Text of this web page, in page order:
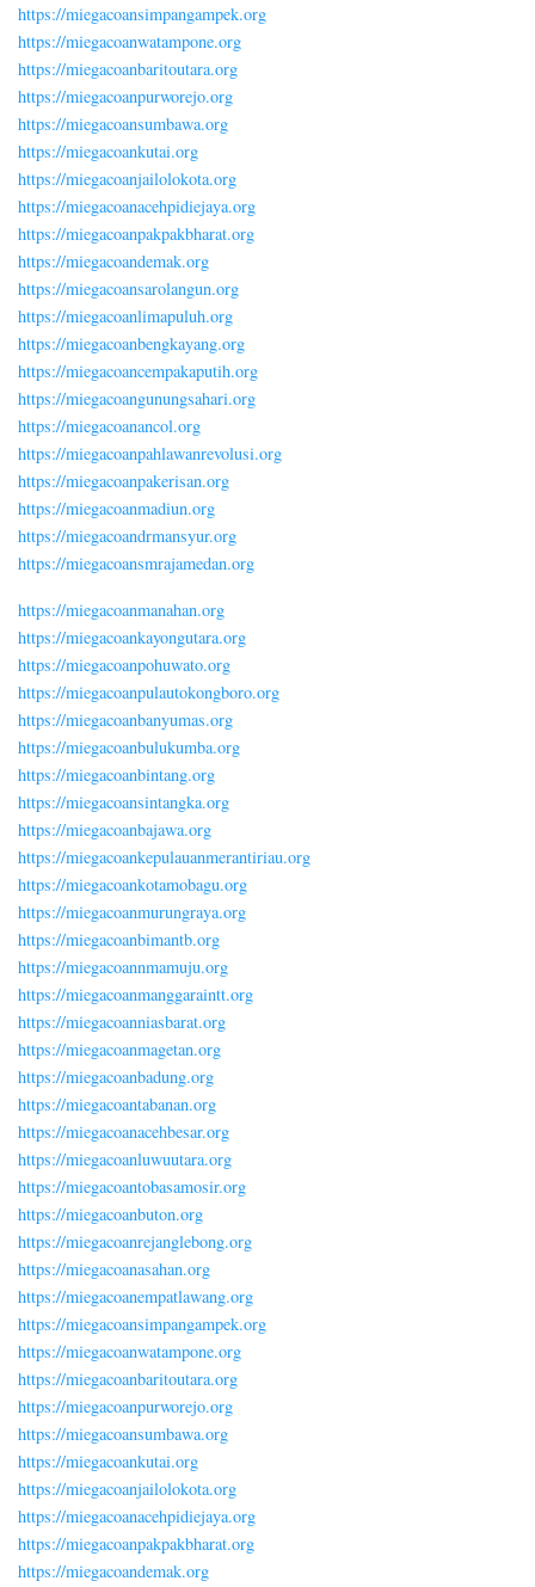
https://miegacoansimpangampek.org
https://miegacoanwatampone.org
https://miegacoanbaritoutara.org
https://miegacoanpurworejo.org
https://miegacoansumbawa.org
https://miegacoankutai.org
https://miegacoanjailolokota.org
https://miegacoanacehpidiejaya.org
https://miegacoanpakpakbharat.org
https://miegacoandemak.org
https://miegacoansarolangun.org
https://miegacoanlimapuluh.org
https://miegacoanbengkayang.org
https://miegacoancempakaputih.org
https://miegacoangunungsahari.org
https://miegacoanancol.org
https://miegacoanpahlawanrevolusi.org
https://miegacoanpakerisan.org
https://miegacoanmadiun.org
https://miegacoandrmansyur.org
https://miegacoansmrajamedan.org
https://miegacoanmanahan.org
https://miegacoankayongutara.org
https://miegacoanpohuwato.org
https://miegacoanpulautokongboro.org
https://miegacoanbanyumas.org
https://miegacoanbulukumba.org
https://miegacoanbintang.org
https://miegacoansintangka.org
https://miegacoanbajawa.org
https://miegacoankepulauanmerantiriau.org
https://miegacoankotamobagu.org
https://miegacoanmurungraya.org
https://miegacoanbimantb.org
https://miegacoannmamuju.org
https://miegacoanmanggaraintt.org
https://miegacoanniasbarat.org
https://miegacoanmagetan.org
https://miegacoanbadung.org
https://miegacoantabanan.org
https://miegacoanacehbesar.org
https://miegacoanluwuutara.org
https://miegacoantobasamosir.org
https://miegacoanbuton.org
https://miegacoanrejanglebong.org
https://miegacoanasahan.org
https://miegacoanempatlawang.org
https://miegacoansimpangampek.org
https://miegacoanwatampone.org
https://miegacoanbaritoutara.org
https://miegacoanpurworejo.org
https://miegacoansumbawa.org
https://miegacoankutai.org
https://miegacoanjailolokota.org
https://miegacoanacehpidiejaya.org
https://miegacoanpakpakbharat.org
https://miegacoandemak.org